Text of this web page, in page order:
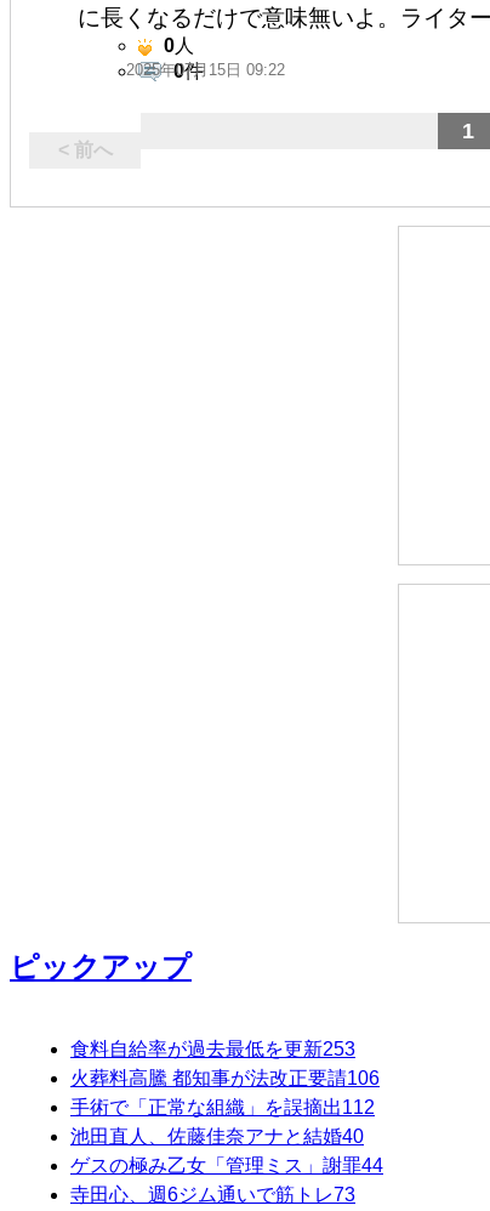
に長くなるだけで意味無いよ。ライタ
2025年07月15日 09:22
0人
0件
< 前へ
1
ピックアップ
食料自給率が過去最低を更新253
火葬料高騰 都知事が法改正要請106
手術で「正常な組織」を誤摘出112
池田直人、佐藤佳奈アナと結婚40
ゲスの極み乙女「管理ミス」謝罪44
寺田心、週6ジム通いで筋トレ73